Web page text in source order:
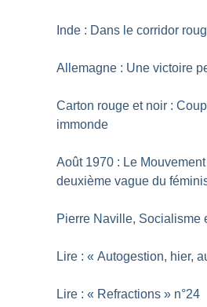
Inde : Dans le corridor
Allemagne : Une victoire
Carton rouge et noir :
immonde
Août 1970 : Le
deuxième vague du
Pierre Naville, Socialisme
Lire : « Autogestion, hier,
Lire : « Refractions » n°24